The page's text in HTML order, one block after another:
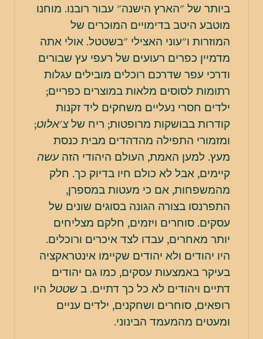
ביותר של "הארץ הישנה" עבור רובנו. מוחנו
מוטבע היטב בדימויים המוכרים של
המוזרות ו"עוני האצילי "בשטטל. אולי אתה
מדמיין כפרים רעועים של רעפי עץ שבורים
ודרכי עפר שדרכם רוכלים מובילים עגלות
רתומות לסוסים מלאות במוצרים כפריים;
ילדים חסרי נעליים משחקים ליד זקנות
קודרות בבושקות מרופטות; ריח שלצ'אלוט;
ומזמורי התפילה מהדהדים מבית כנסת
מעץ. למען האמת, העולם היהודי הזהעשה
קיימים, אבל לא כולם חיו בדיוק כך. חלק
מהמשפחות, אם כי מעטות במספרן,
התפרנסו בצורה הגונה בסוגים שונים של
עסקים. סוחרים ויזמים, חלקם מצליחים
יותר מאחרים, עבדו לצד איכרים ורוכלים.
היו יהודים ולא יהודים שקיימו אינטראקציה
בעיקר באמצעות עסקים, כמו גם יהודים
דתיים ויהודים לא כל כך דתיים. בשטטל היו
רופאים, סוחרים ושחקנים, ילדים עניים
ומעטים מהמעמד הבינוני.